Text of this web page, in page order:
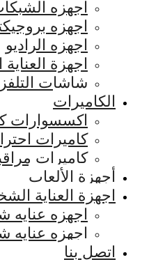
اجهزه
اجهزه
اجهزه الراديو
اجهزة
شاشات
الكاميرات
اكسسوارات
كاميرات
كاميرات
أجهزة الألعاب
اجهزة العناية
اجهزه
اجهزه
اتصل بنا